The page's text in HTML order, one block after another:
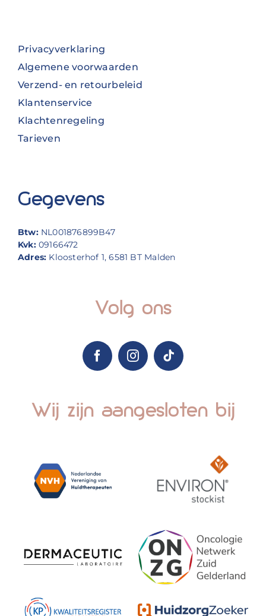
Privacyverklaring
Algemene voorwaarden
Verzend- en retourbeleid
Klantenservice
Klachtenregeling
Tarieven
Gegevens
Btw: NL001876899B47
Kvk:09166472
Adres: Kloosterhof 1, 6581 BT Malden
Volg ons
Wij zijn aangesloten bij